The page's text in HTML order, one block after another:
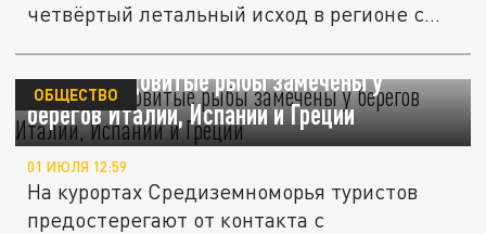
четвёртый летальный исход в регионе с...
Опасные ядовитые рыбы замечены у
берегов Италии, Испании и Греции
ОБЩЕСТВО
01 ИЮЛЯ 12:59
На курортах Средиземноморья туристов
предостерегают от контакта с